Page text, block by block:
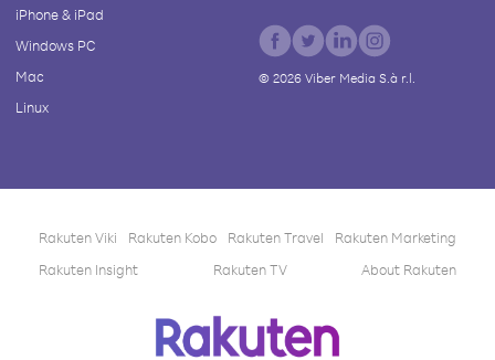
iPhone & iPad
Windows PC
Mac
Linux
© 2026Viber Media S.à r.l.
Rakuten Viki Rakuten Kobo Rakuten Travel
Rakuten Marketing
Rakuten Insight
Rakuten TV About Rakuten